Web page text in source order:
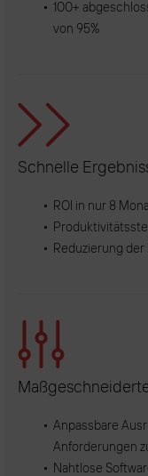
100+
von 95%
Schnelle
ROI in nur 8
Reduzierung
Anpassbare
Anforderungen
Nahtlose